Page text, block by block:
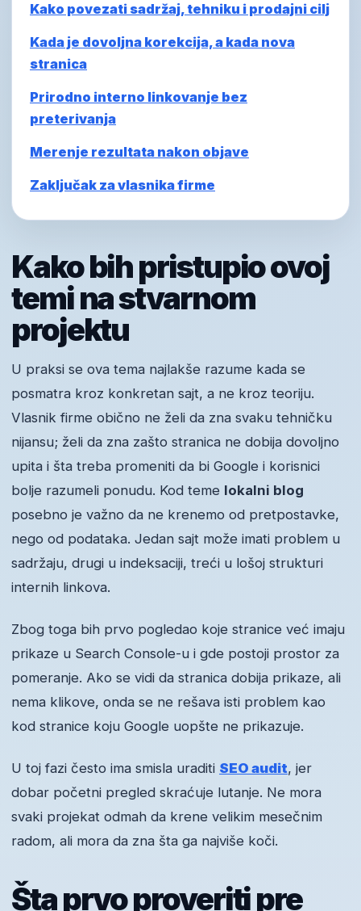
Kako povezati sadržaj, tehniku i prodajni cilj
Kada je dovoljna korekcija, a kada nova
stranica
Prirodno interno linkovanje bez
preterivanja
Merenje rezultata nakon objave
Zaključak za vlasnika firme
Kako bih pristupio ovoj
temi na stvarnom
projektu
U praksi se ova tema najlakše razume kada se
posmatra kroz konkretan sajt, a ne kroz teoriju.
Vlasnik firme obično ne želi da zna svaku tehničku
nijansu; želi da zna zašto stranica ne dobija dovoljno
upita i šta treba promeniti da bi Google i korisnici
bolje razumeli ponudu. Kod teme lokalni blog
posebno je važno da ne krenemo od pretpostavke,
nego od podataka. Jedan sajt može imati problem u
sadržaju, drugi u indeksaciji, treći u lošoj strukturi
internih linkova.
Zbog toga bih prvo pogledao koje stranice već imaju
prikaze u Search Console-u i gde postoji prostor za
pomeranje. Ako se vidi da stranica dobija prikaze, ali
nema klikove, onda se ne rešava isti problem kao
kod stranice koju Google uopšte ne prikazuje.
U toj fazi često ima smisla uraditi SEO audit, jer
dobar početni pregled skraćuje lutanje. Ne mora
svaki projekat odmah da krene velikim mesečnim
radom, ali mora da zna šta ga najviše koči.
Šta prvo proveriti pre